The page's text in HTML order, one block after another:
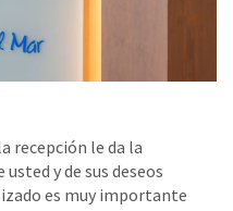
recepción le da la
y de sus deseos
es muy importante